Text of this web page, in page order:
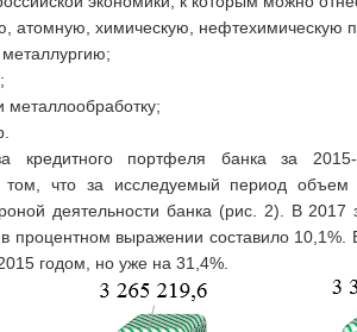
атомную, химическую, нефтехимическую
кредитного портфеля банка за
том, что за исследуемый период
деятельности банка (рис. 2). В
процентном выражении составило
годом, но уже на 31,4%.